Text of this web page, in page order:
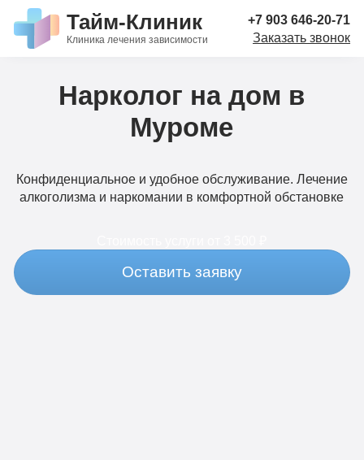
Тайм-Клиник
Клиника лечения зависимости
+7 903 646-20-71
Заказать звонок
Нарколог на дом в
Муроме
Конфиденциальное и удобное обслуживание. Лечение
алкоголизма и наркомании в комфортной обстановке
Оставить заявку